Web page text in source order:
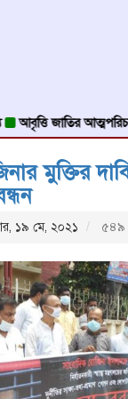
জাতির আত্মপরিচয়ের
মুক্তির
১৯ মে, ২০২১ ৫৪৯